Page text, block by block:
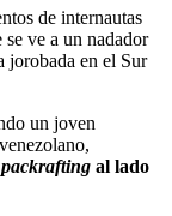
de internautas
se ve a un nadador
jorobada en el Sur
un joven
packrafting al lado